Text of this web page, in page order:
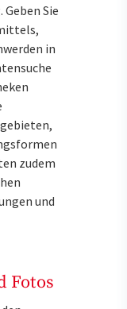
Sie
in
zudem
und
Fotos